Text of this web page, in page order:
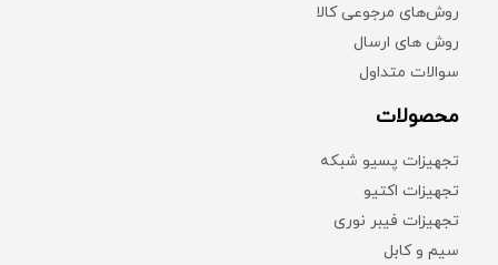
روش‌های مرجوعی کالا
روش های ارسال
سوالات متداول
محصولات
تجهیزات پسیو شبکه
تجهیزات اکتیو
تجهیزات فیبر نوری
سیم و کابل